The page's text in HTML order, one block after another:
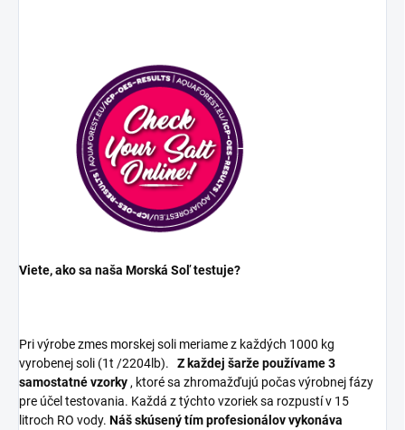
Viete, ako sa naša Morská Soľ testuje?
Pri výrobe zmes morskej soli meriame z každých 1000 kg
vyrobenej soli (1t /2204lb).
Z každej šarže používame 3
samostatné vzorky , ktoré sa zhromažďujú počas výrobnej fázy
pre účel testovania. Každá z týchto vzoriek sa rozpustí v 15
litroch RO vody. Náš skúsený tím profesionálov vykonáva